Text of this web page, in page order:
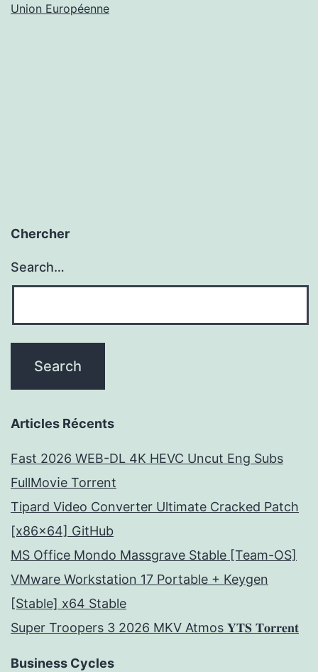
Union Européenne
Chercher
Search…
Articles Récents
Fast 2026 WEB-DL 4K HEVC Uncut Eng Subs
FullMov𝗂e Torrent
Tipard Video Converter Ultimate Cracked Patch
[x86x64] GitHub
MS Office Mondo Massgrave Stable [Team-OS]
VMware Workstation 17 Portable + Keygen
[Stable] x64 Stable
Super Troopers 3 2026 MKV Atmos 𝐘𝐓𝐒 𝐓𝐨𝐫𝐫𝐞𝐧𝐭
Business Cycles